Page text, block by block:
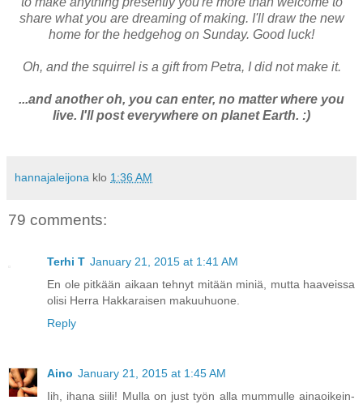
share what you are dreaming of making. I'll draw the new
home for the hedgehog on Sunday. Good luck!
Oh, and the squirrel is a gift from Petra, I did not make it.
...and another oh, you can enter, no matter where you
live. I'll post everywhere on planet Earth. :)
hannajaleijona klo 1:36 AM
79 comments:
Terhi T January 21, 2015 at 1:41 AM
En ole pitkään aikaan tehnyt mitään miniä, mutta haaveissa
olisi Herra Hakkaraisen makuuhuone.
Reply
Aino January 21, 2015 at 1:45 AM
Iih, ihana siili! Mulla on just työn alla mummulle ainaoikein-